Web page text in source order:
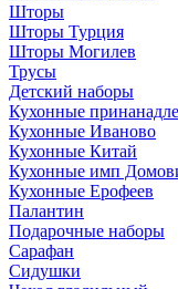
Шторы
Шторы Турция
Шторы Могилев
Трусы
Детский наборы
Кухонные
Кухонные Иваново
Кухонные Китай
Кухонные имп
Кухонные Ерофеев
Палантин
Подарочные наборы
Сарафан
Сидушки